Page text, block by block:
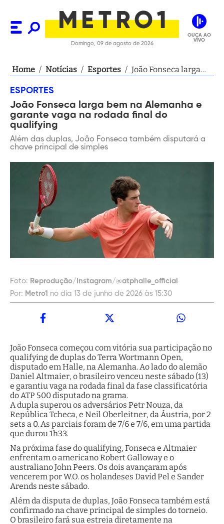
Domingo, 09 de agosto de 2026
OUÇA AO
VIVO
Home / Notícias / Esportes / João Fonseca larga
rodada final do
qualifying
ESPORTES
João Fonseca larga bem na Alemanha e
garante vaga na rodada final do
qualifying
Além das duplas, João Fonseca também disputará a
chave principal de simples
Foto: Reprodução/Instagram/@atphalle_official
Por: Metro1 no dia 13 de junho de 2026 às 15:30
João Fonseca começou com vitória sua participação no
qualifying de duplas do Terra Wortmann Open,
disputado em Halle, na Alemanha. Ao lado do alemão
Daniel Altmaier, o brasileiro venceu neste sábado (13)
e garantiu vaga na rodada final da fase classificatória
do ATP 500 disputado na grama.
A dupla superou os adversários Petr Nouza, da
República Tcheca, e Neil Oberleitner, da Áustria, por 2
sets a 0. As parciais foram de 7/6 e 7/6, em uma partida
que durou 1h33.
Na próxima fase do qualifying, Fonseca e Altmaier
enfrentam o americano Robert Galloway e o
australiano John Peers. Os dois avançaram após
vencerem por W.O. os holandeses David Pel e Sander
Arends neste sábado.
Além da disputa de duplas, João Fonseca também está
confirmado na chave principal de simples do torneio.
O brasileiro fará sua estreia diretamente na